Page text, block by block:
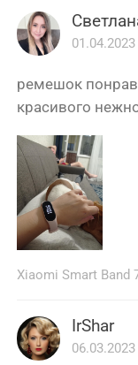
ремешок
красивого
Xiaomi Smart Band
IrShar